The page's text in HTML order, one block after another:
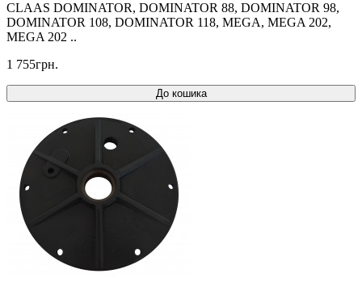
CLAAS DOMINATOR, DOMINATOR 88, DOMINATOR 98,
DOMINATOR 108, DOMINATOR 118, MEGA, MEGA 202,
MEGA 202 ..
1 755грн.
До кошика